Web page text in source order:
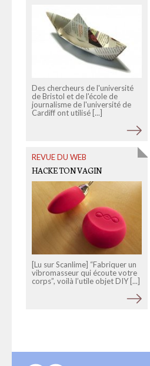
Des chercheurs de l'université
de Bristol et de l'école de
journalisme de l'université de
Cardiff ont utilisé [...]
REVUE DU WEB
HACKE TON VAGIN
[Lu sur Scanlime] “Fabriquer un
vibromasseur qui écoute votre
corps”, voilà l’utile objet DIY [...]